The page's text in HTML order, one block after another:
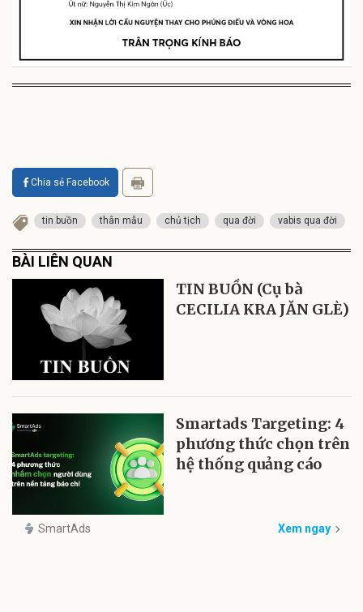
Chia sẻ Facebook
tin buồn thân mẫu chủ tịch qua đời vabis qua đời
BÀI LIÊN QUAN
TIN BUỒN (Cụ bà
CECILIA KRA JĂN GLÈ)
Smartads Targeting: 4
phương thức chọn trên
hệ thống quảng cáo
SmartAds Xem ngay